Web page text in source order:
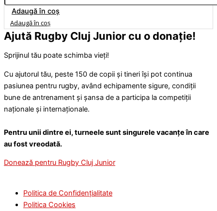
Adaugă în coș
Adaugă în coș
Ajută Rugby Cluj Junior cu o donație!
Sprijinul tău poate schimba vieți!
Cu ajutorul tău, peste 150 de copii și tineri își pot continua
pasiunea pentru rugby, având echipamente sigure, condiții
bune de antrenament și șansa de a participa la competiții
naționale și internaționale.
Pentru unii dintre ei, turneele sunt singurele vacanțe în care
au fost vreodată.
Donează pentru Rugby Cluj Junior
Politica de Confidențialitate
Politica Cookies